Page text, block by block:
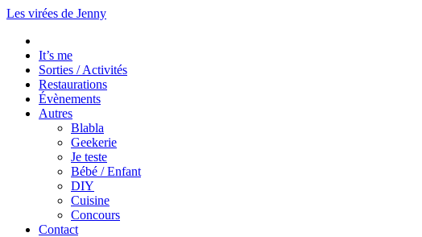
Les virées de Jenny
It’s me
Sorties / Activités
Restaurations
Évènements
Autres
Blabla
Geekerie
Je teste
Bébé / Enfant
DIY
Cuisine
Concours
Contact